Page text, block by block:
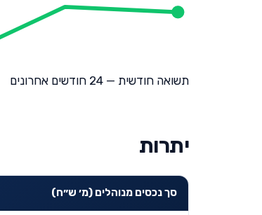
תשואה חודשית — 24 חודשים אחרונים
יתרות
סך נכסים מנוהלים (מ׳ ש״ח)